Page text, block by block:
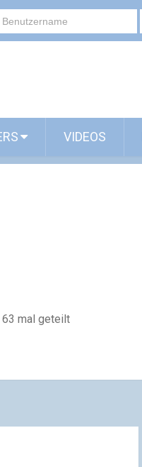
VIDEOS
mal geteilt